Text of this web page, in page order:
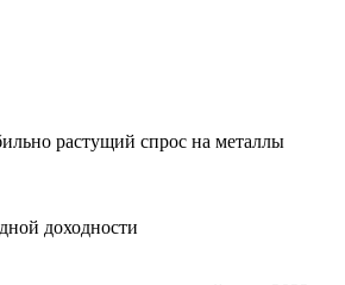
растущий спрос на металлы
доходности